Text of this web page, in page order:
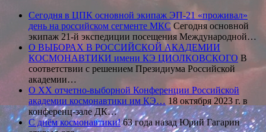
Сегодня в ЦПК основной экипаж ЭП-21 «проживал»
день на российском сегменте МКС Сегодня основной
экипаж 21-й экспедиции посещения Международной…
О ВЫБОРАХ В РОССИЙСКОЙ АКАДЕМИИ
КОСМОНАВТИКИ имени КЭ ЦИОЛКОВСКОГО В
соответствии с решением Президиума Российской
академии…
О XХ отчетно-выборной Конференции Российской
академии космонавтики им КЭ… 18 октября 2023 г. в
конференц-зале ДК…
С днём космонавтики!63 года назад Юрий Гагарин